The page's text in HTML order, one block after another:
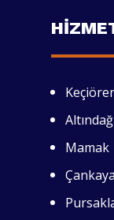
Altındağ
Mamak
Çankaya